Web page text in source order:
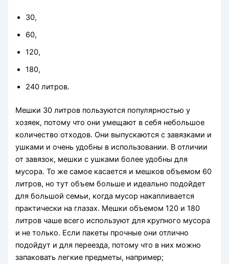
30,
60,
120,
180,
240 литров.
Мешки 30 литров пользуются популярностью у
хозяек, потому что они умещают в себя небольшое
количество отходов. Они выпускаются с завязками и
ушками и очень удобны в использовании. В отличии
от завязок, мешки с ушками более удобны для
мусора. То же самое касается и мешков объемом 60
литров, но тут объем больше и идеально подойдет
для большой семьи, когда мусор накапливается
практически на глазах. Мешки объемом 120 и 180
литров чаше всего используют для крупного мусора
и не только. Если пакеты прочные они отлично
подойдут и для переезда, потому что в них можно
запаковать легкие предметы, например;